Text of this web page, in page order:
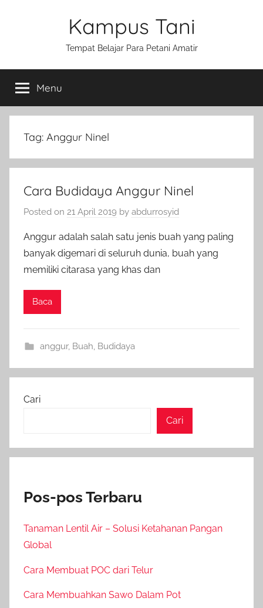
Kampus Tani
Tempat Belajar Para Petani Amatir
Menu
Tag: Anggur Ninel
Cara Budidaya Anggur Ninel
Posted on 21 April 2019 by abdurrosyid
Anggur adalah salah satu jenis buah yang paling
banyak digemari di seluruh dunia, buah yang
memiliki citarasa yang khas dan
Baca
anggur, Buah Budidaya
Cari
Cari
Pos-pos Terbaru
Tanaman Lentil Air – Solusi Ketahanan Pangan
Global
Cara Membuat POC dari Telur
Cara Membuahkan Sawo Dalam Pot